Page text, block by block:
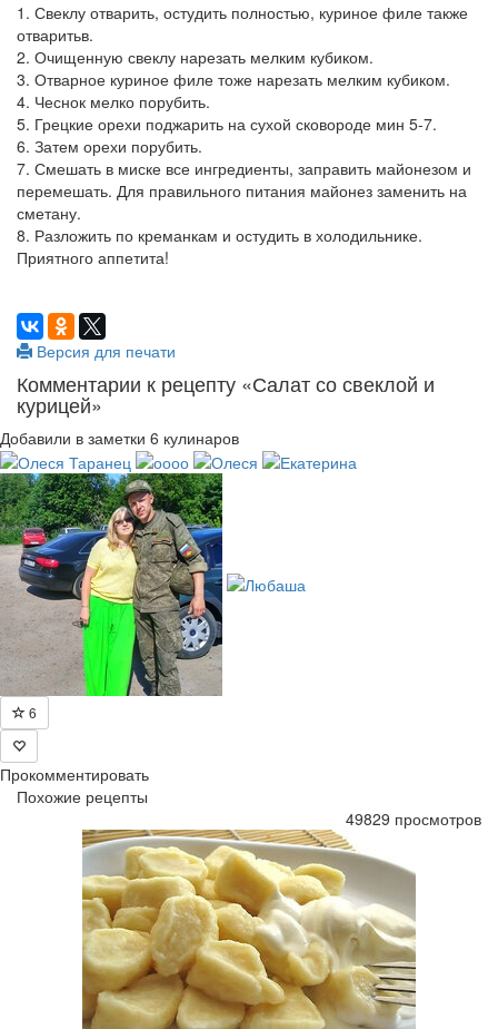
1. Свеклу отварить, остудить полностью, куриное филе также
отваритьв.
2. Очищенную свеклу нарезать мелким кубиком.
3. Отварное куриное филе тоже нарезать мелким кубиком.
4. Чеснок мелко порубить.
5. Грецкие орехи поджарить на сухой сковороде мин 5-7.
6. Затем орехи порубить.
7. Смешать в миске все ингредиенты, заправить майонезом и
перемешать. Для правильного питания майонез заменить на
сметану.
8. Разложить по креманкам и остудить в холодильнике.
Приятного аппетита!
Версия для печати
Комментарии к рецепту «Салат со свеклой и
курицей»
Добавили в заметки 6 кулинаров
6
Прокомментировать
Похожие рецепты
49829 просмотров